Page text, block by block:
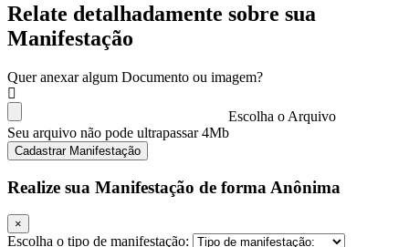
Relate detalhadamente sobre sua
Manifestação
Quer anexar algum Documento ou imagem?
Escolha o Arquivo
Seu arquivo não pode ultrapassar 4Mb
Cadastrar Manifestação
Realize sua Manifestação de forma Anônima
×
Escolha o tipo de manifestação: